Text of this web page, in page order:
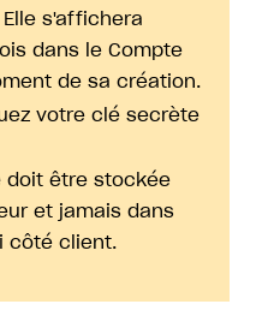
Elle s'affichera
dans le Compte
de sa création.
votre clé secrète
doit être stockée
et jamais dans
côté client.